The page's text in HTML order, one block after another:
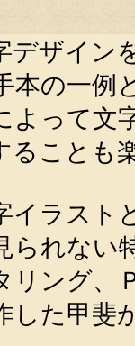
デザイン
本の一例
よって文
ることも
イラスト
られない
リング、
した甲斐